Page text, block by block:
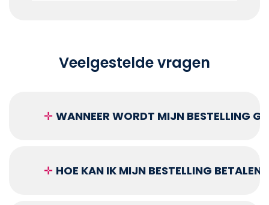
Veelgestelde vragen
✛ WANNEER WORDT MIJN BESTELLING
✛ HOE KAN IK MIJN BESTELLING BETALEN?